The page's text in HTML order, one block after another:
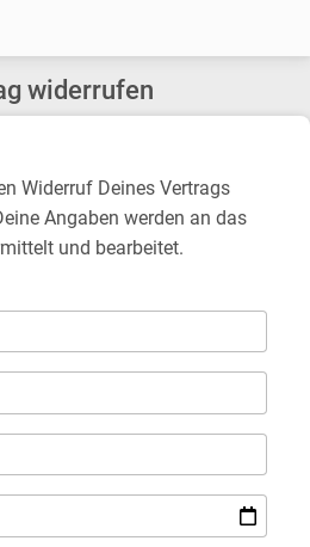
widerrufen
Widerruf Deines Vertrags
Angaben werden an das
und bearbeitet.